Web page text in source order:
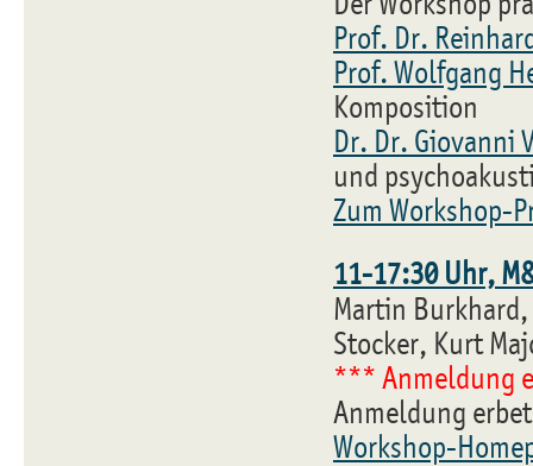
Prof. Dr.
Prof. Wolfgang
Komposition
Dr. Dr. Giovanni
und
Zum Workshop-
11-17:30 Uhr,
Martin
Stocker, Kurt
*** Anmeldung
Anmeldung
Workshop-